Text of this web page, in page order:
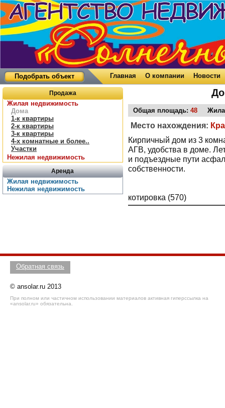
Подобрать объект Главная О компании Новости
Продажа
Жилая недвижимость
Дома
1-к квартиры
2-к квартиры
3-к квартиры
4-х комнатные и более..
Участки
Нежилая недвижимость
Аренда
Жилая недвижимость
Нежилая недвижимость
Общая площадь: 48
Место нахождения:
Кирпичный дом из 3
АГВ, удобства в доме.
и подъездные пути
собственности.
котировка (570)
Обратная связь
© ansolar.ru 2013
При полном или частичном использовании материалов активная гиперссылка на
«ansolar.ru» обязательна.